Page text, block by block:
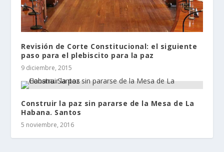
Revisión de Corte Constitucional: el siguiente
paso para el plebiscito para la paz
9 diciembre, 2015
Construir la paz sin pararse de la Mesa de La
Habana. Santos
5 noviembre, 2016